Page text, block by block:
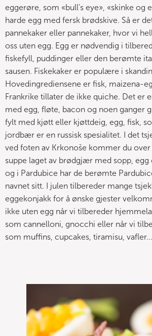
eggerøre, som «bull's eye», «skinke og
harde egg med fersk brødskive. Så er
pannekaker eller pannekaker, hvor vi
oss uten egg. Egg er nødvendig i
fiskefyll, puddinger eller den berømte
sausen. Fiskekaker er populære i
Hovedingrediensene er fisk, maizena-
Frankrike tillater de ikke quiche. Det er
med egg, fløte, bacon og noen ganger
fylt med kjøtt eller kjøttdeig, egg, fisk,
jordbær er en russisk spesialitet. I det
ved foten av Krkonoše kommer du
suppe laget av brødgjær med sopp, egg
og i Pardubice har de berømte
navnet sitt. I julen tilbereder mange
eggekonjakk for å ønske gjester
ikke uten egg når vi tilbereder
som cannelloni, gnocchi eller når vi
som muffins, cupcakes, tiramisu, vafler...